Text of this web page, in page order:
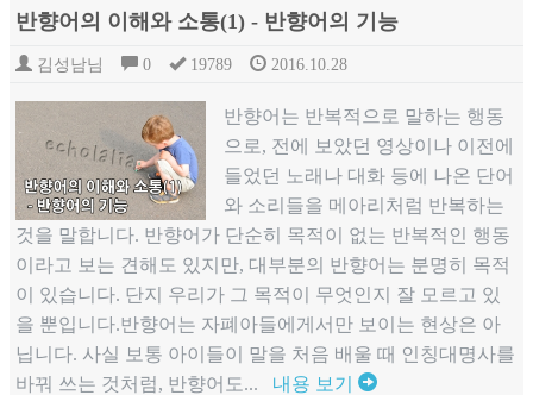
반향어의 이해와 소통(1) - 반향어의 기능
김성남님 0 19789 2016.10.28
반향어는 반복적으로 말하는 행동
으로, 전에 보았던 영상이나 이전에
들었던 노래나 대화 등에 나온 단어
와 소리들을 메아리처럼 반복하는
것을 말합니다. 반향어가 단순히 목적이 없는 반복적인 행동
이라고 보는 견해도 있지만, 대부분의 반향어는 분명히 목적
이 있습니다. 단지 우리가 그 목적이 무엇인지 잘 모르고 있
을 뿐입니다.반향어는 자폐아들에게서만 보이는 현상은 아
닙니다. 사실 보통 아이들이 말을 처음 배울 때 인칭대명사를
바꿔 쓰는 것처럼, 반향어도... 내용 보기